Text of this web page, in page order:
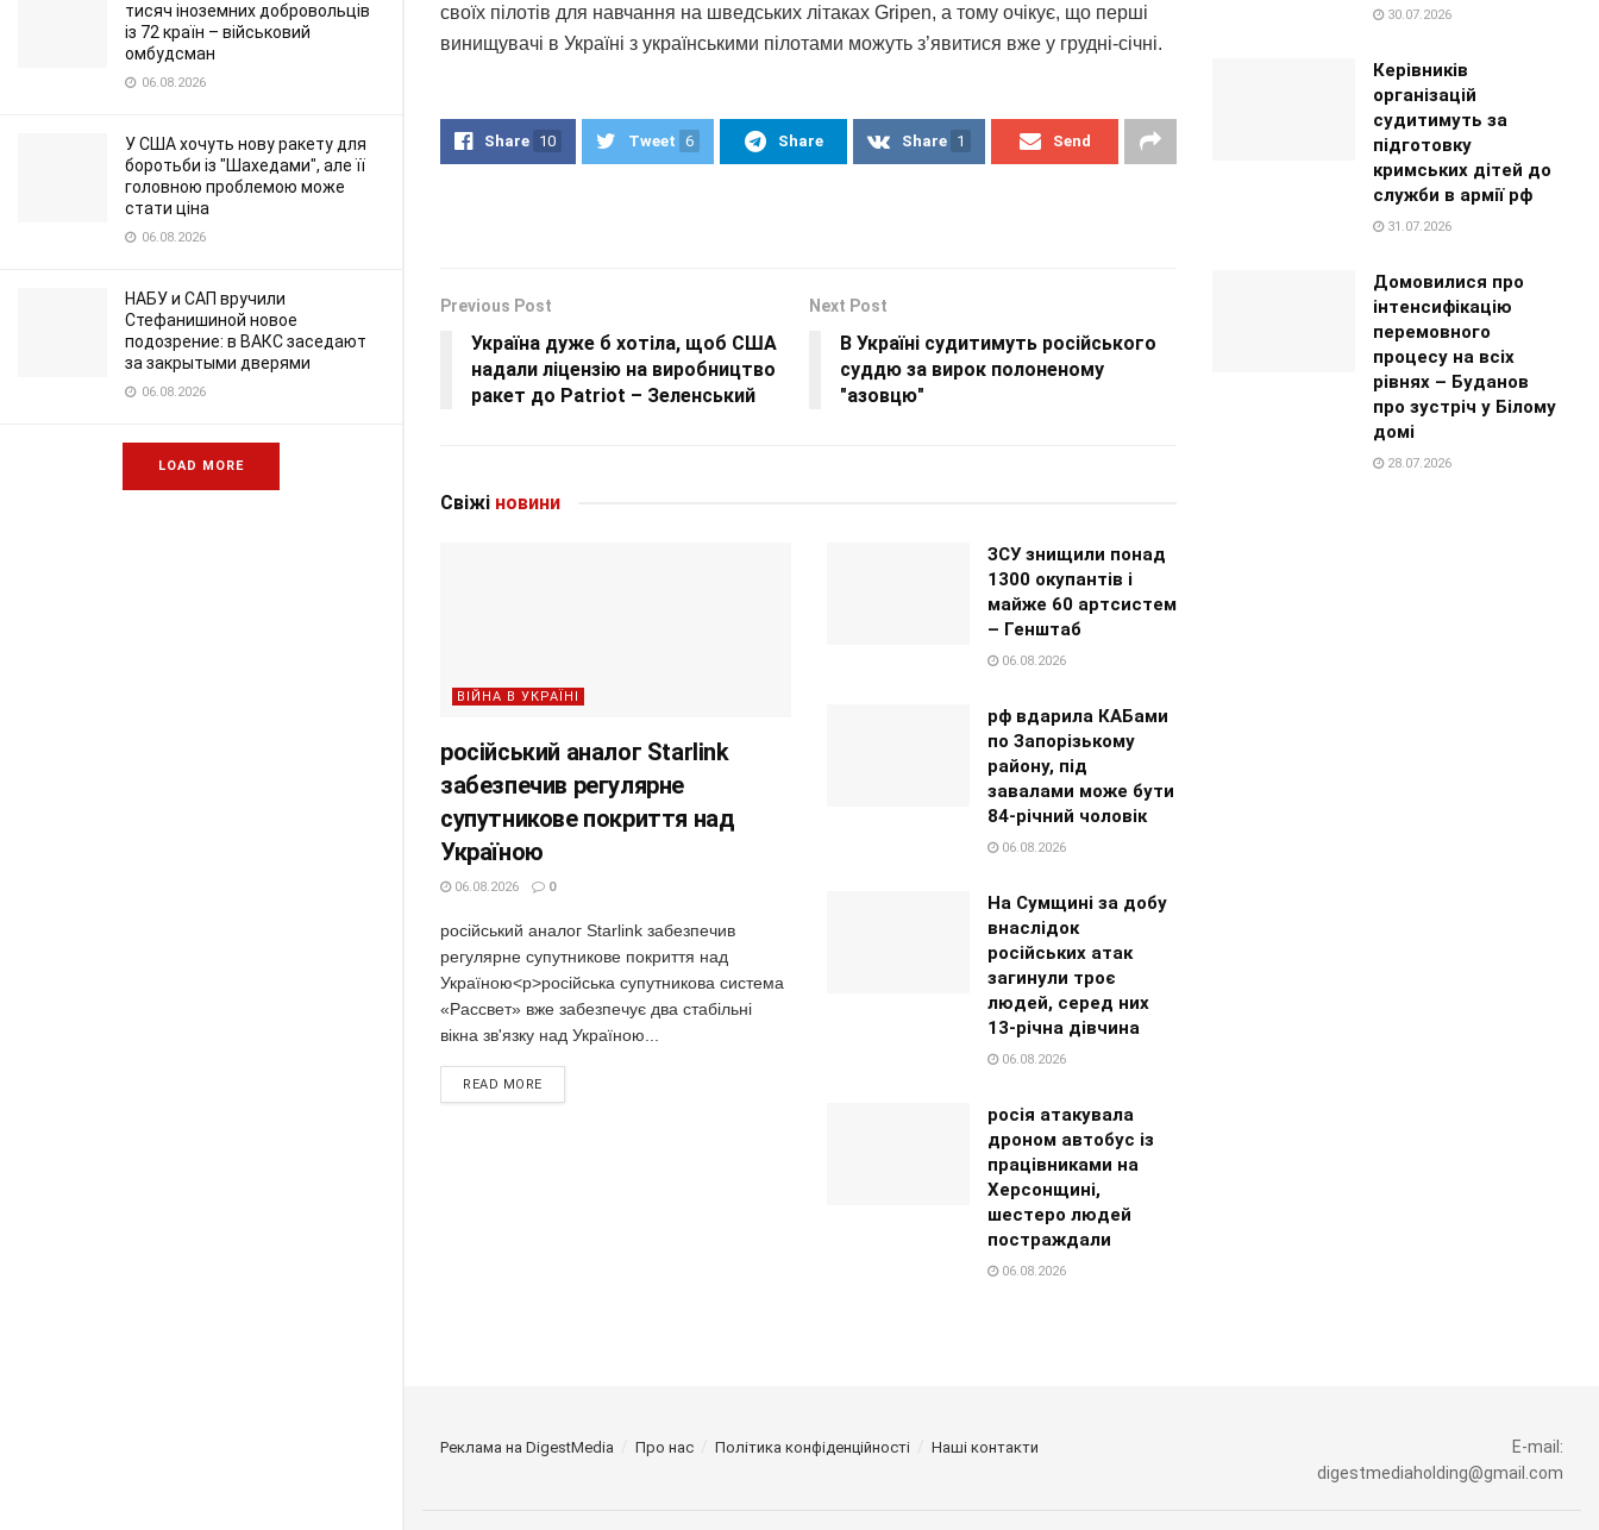
тисяч іноземних добровольців
із 72 країн – військовий
омбудсман
06.08.2026
У США хочуть нову ракету для
боротьби із "Шахедами", але її
головною проблемою може
стати ціна
06.08.2026
НАБУ и САП вручили
Стефанишиной новое
подозрение: в ВАКС заседают
за закрытыми дверями
06.08.2026
LOAD MORE
своїх пілотів для навчання на шведських літаках Gripen, а тому очікує, що перші
винищувачі в Україні з українськими пілотами можуть з’явитися вже у грудні-січні.
Share 10 Tweet 6 Share Share 1 Send
Previous Post
Україна дуже б хотіла, щоб США
надали ліцензію на виробництво
ракет до Patriot – Зеленський
Next Post
В Україні судитимуть російського
суддю за вирок полоненому
"азовцю"
Свіжі новини
ВІЙНА В УКРАЇНІ
російський аналог Starlink
забезпечив регулярне
супутникове покриття над
Україною
06.08.2026 0
російський аналог Starlink забезпечив
регулярне супутникове покриття над
Україною<p>російська супутникова система
«Рассвет» вже забезпечує два стабільні
вікна зв'язку над Україною...
READ MORE
ЗСУ знищили понад
1300 окупантів і
майже 60 артсистем
– Генштаб
06.08.2026
рф вдарила КАБами
по Запорізькому
району, під
завалами може бути
84-річний чоловік
06.08.2026
На Сумщині за добу
внаслідок
російських атак
загинули троє
людей, серед них
13-річна дівчина
06.08.2026
росія атакувала
дроном автобус із
працівниками на
Херсонщині,
шестеро людей
постраждали
06.08.2026
30.07.2026
Керівників
організацій
судитимуть за
підготовку
кримських дітей до
служби в армії рф
31.07.2026
Домовилися про
інтенсифікацію
перемовного
процесу на всіх
рівнях – Буданов
про зустріч у Білому
домі
28.07.2026
Реклама на DigestMedia Про нас Політика конфіденційності Наші контакти
E-mail:
digestmediaholding@gmail.com